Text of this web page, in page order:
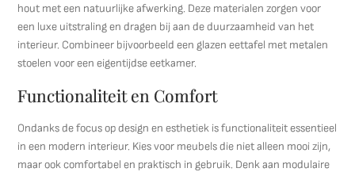
hout met een natuurlijke afwerking. Deze materialen zorgen voor
een luxe uitstraling en dragen bij aan de duurzaamheid van het
interieur. Combineer bijvoorbeeld een glazen eettafel met metalen
stoelen voor een eigentijdse eetkamer.
Functionaliteit en Comfort
Ondanks de focus op design en esthetiek is functionaliteit essentieel
in een modern interieur. Kies voor meubels die niet alleen mooi zijn,
maar ook comfortabel en praktisch in gebruik. Denk aan modulaire